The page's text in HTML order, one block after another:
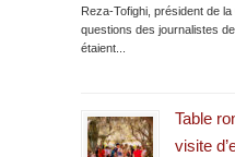
Reza-Tofighi, président de
questions des journalistes
étaient...
Table
visite